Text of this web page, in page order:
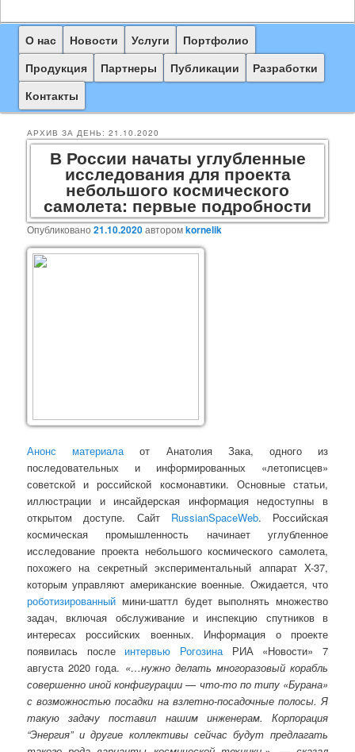
Главное
меню
Перейти
к
основному
содержимому
Перейти
к
дополнительному
содержимому
О нас Новости Услуги
Портфолио
Продукция
Партнеры Публикации
Разработки
Контакты
АРХИВ ЗА ДЕНЬ:21.10.2020
В России начаты углубленные
исследования для проекта
небольшого космического
самолета: первые подробности
Опубликовано21.10.2020авторомkornelik
Анонс материалаот Анатолия Зака, одного из
последовательных и информированных «летописцев»
советской и российской космонавтики. Основные статьи,
иллюстрации и инсайдерская информация недоступны в
открытом доступе. Сайт RussianSpaceWeb. Российская
космическая промышленность начинает углубленное
исследование проекта небольшого космического самолета,
похожего на секретный экспериментальный аппарат X-37,
которым управляют американские военные. Ожидается, что
роботизированный мини-шаттл будет выполнять множество
задач, включая обслуживание и инспекцию спутников в
интересах российских военных. Информация о проекте
появилась послеинтервью Рогозина РИА «Новости» 7
августа 2020 года. «…нужно делать многоразовый корабль
совершенно иной конфигурации — что-то по типу «Бурана»
с возможностью посадки на взлетно-посадочные полосы. Я
такую задачу поставил нашим инженерам. Корпорация
“Энергия” и другие коллективы сейчас будут предлагать